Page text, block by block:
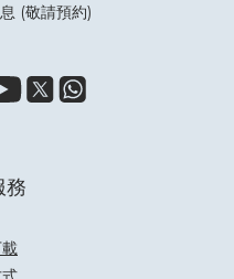
(敬請預約)
務